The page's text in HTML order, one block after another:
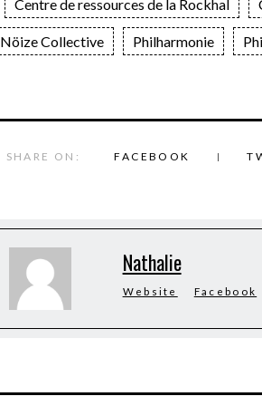
Centre de ressources de la Rockhal
Nöize Collective Philharmonie
SHARE ON: FACEBOOK
Nathalie
Website Facebook